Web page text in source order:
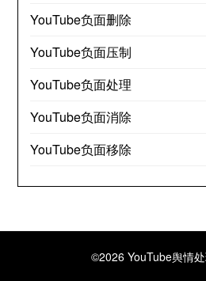
YouTube负面删除
YouTube负面压制
YouTube负面处理
YouTube负面消除
YouTube负面移除
©2026 YouTube舆情